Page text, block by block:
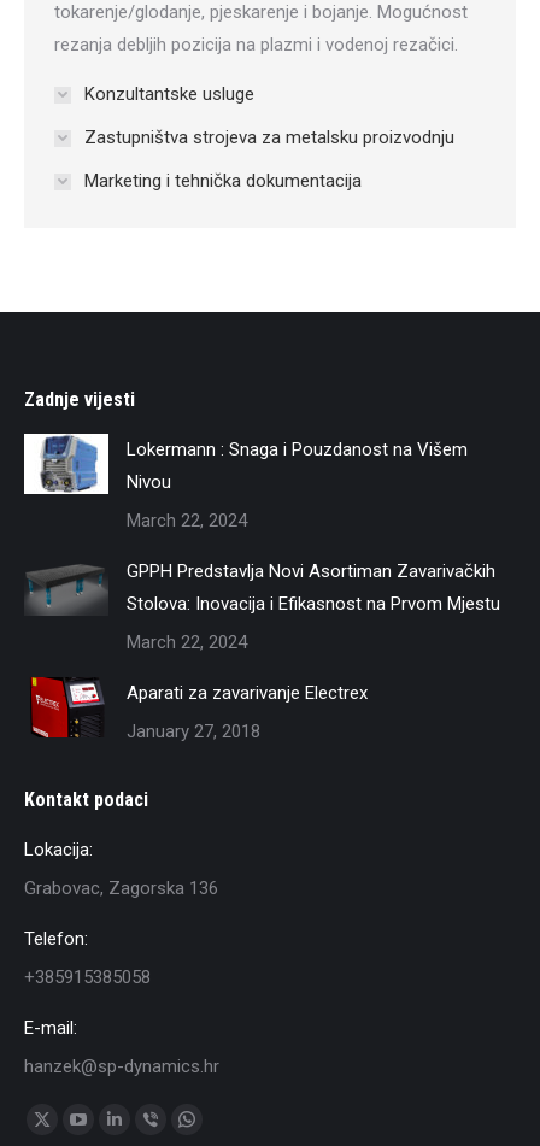
tokarenje/glodanje, pjeskarenje i bojanje. Mogućnost
rezanja debljih pozicija na plazmi i vodenoj rezačici.
Konzultantske usluge
Zastupništva strojeva za metalsku proizvodnju
Marketing i tehnička dokumentacija
Zadnje vijesti
Lokermann : Snaga i Pouzdanost na Višem
Nivou
March 22, 2024
GPPH Predstavlja Novi Asortiman Zavarivačkih
Stolova: Inovacija i Efikasnost na Prvom Mjestu
March 22, 2024
Aparati za zavarivanje Electrex
January 27, 2018
Kontakt podaci
Lokacija:
Grabovac, Zagorska 136
Telefon:
+385915385058
E-mail:
hanzek@sp-dynamics.hr
Find us on:
X
LinkedinViberWhatsapp